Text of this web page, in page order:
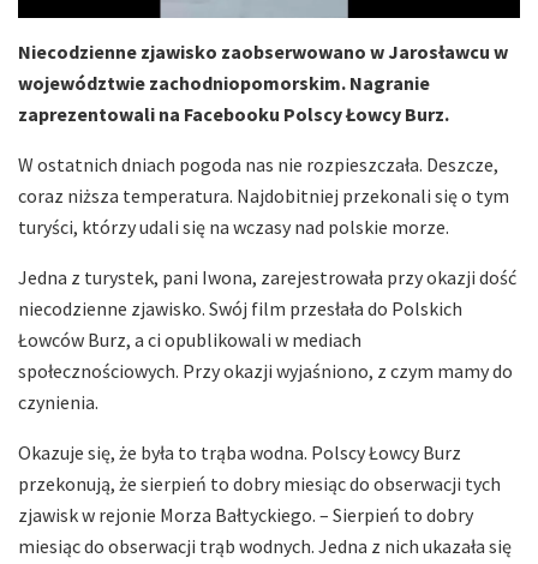
Niecodzienne zjawisko zaobserwowano w Jarosławcu w
województwie zachodniopomorskim. Nagranie
zaprezentowali na Facebooku Polscy Łowcy Burz.
W ostatnich dniach pogoda nas nie rozpieszczała. Deszcze,
coraz niższa temperatura. Najdobitniej przekonali się o tym
turyści, którzy udali się na wczasy nad polskie morze.
Jedna z turystek, pani Iwona, zarejestrowała przy okazji dość
niecodzienne zjawisko. Swój film przesłała do Polskich
Łowców Burz, a ci opublikowali w mediach
społecznościowych. Przy okazji wyjaśniono, z czym mamy do
czynienia.
Okazuje się, że była to trąba wodna. Polscy Łowcy Burz
przekonują, że sierpień to dobry miesiąc do obserwacji tych
zjawisk w rejonie Morza Bałtyckiego. – Sierpień to dobry
miesiąc do obserwacji trąb wodnych. Jedna z nich ukazała się